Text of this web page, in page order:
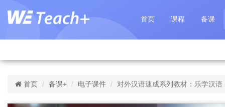
首页 课程 备课
首页 备课+ 电子课件 对外汉语速成系列教材：乐学汉